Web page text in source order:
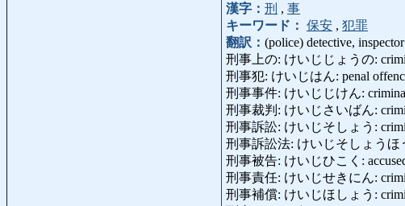
漢字： 刑 , 事
キーワード： 保安 , 犯罪
翻訳： (police) detective, inspector
刑事上の: けいじじょうの:
刑事犯: けいじはん: penal
刑事事件: けいじじけん:
刑事裁判: けいじさいばん:
刑事訴訟: けいじそしょう:
刑事訴訟法: けいじそしょうほ
刑事被告: けいじひこく:
刑事責任: けいじせきにん:
刑事補償: けいじほしょう: